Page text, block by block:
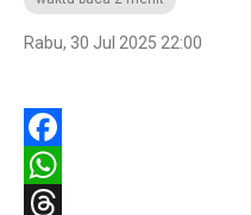
Rabu, 30 Jul 2025 22:00
Facebook
WhatsApp